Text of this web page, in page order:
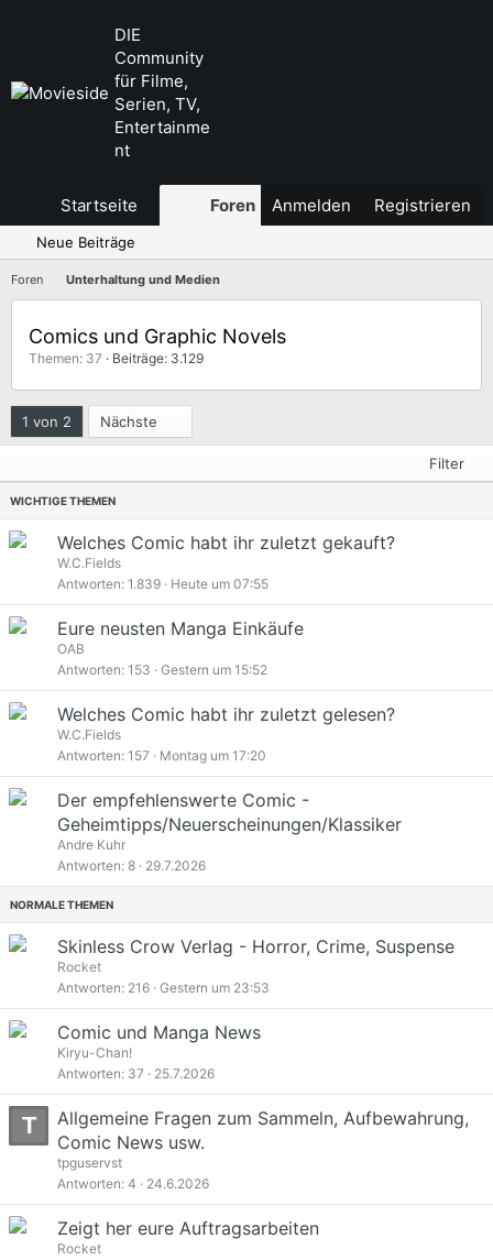
DIE
Community
für Filme,
Serien, TV,
Entertainme
nt
Startseite Foren Aktuelles
Anmelden Registrieren
Neue Beiträge
Foren Unterhaltung und Medien
Comics und Graphic Novels
Themen: 37 Beiträge: 3.129
1 von 2 Nächste
Filter
WICHTIGE THEMEN
e
Welches Comic habt ihr zuletzt gekauft?
W.C.Fields
Antworten 1.839 Heute um 07:55
e
Eure neusten Manga Einkäufe
OAB
Antworten 153 Gestern um 15:52
e
Welches Comic habt ihr zuletzt gelesen?
W.C.Fields
Antworten 157 Montag um 17:20
p
Der empfehlenswerte Comic -
Geheimtipps/Neuerscheinungen/Klassiker
Andre Kuhr
Antworten 8 29.7.2026
NORMALE THEMEN
Skinless Crow Verlag - Horror, Crime, Suspense
Rocket
Antworten 216 Gestern um 23:53
Comic und Manga News
Kiryu-Chan!
Antworten 37 25.7.2026
T
Allgemeine Fragen zum Sammeln, Aufbewahrung,
Comic News usw.
tpguservst
Antworten 4 24.6.2026
Zeigt her eure Auftragsarbeiten
Rocket